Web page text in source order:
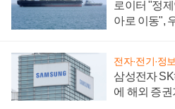
로이터 "정
아로 이동",
전자·전기·정
삼성전자
에 해외 증